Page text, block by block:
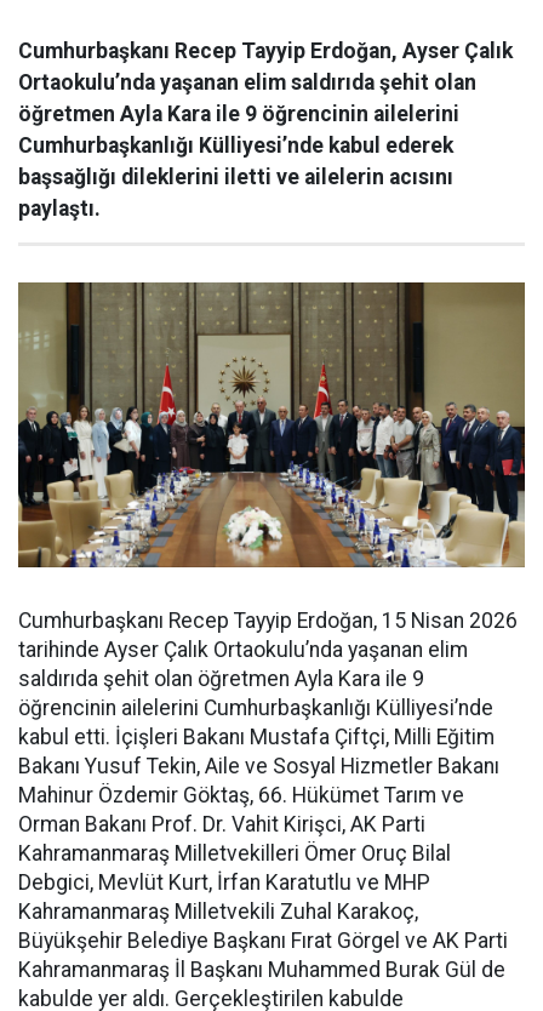
Cumhurbaşkanı Recep Tayyip Erdoğan, Ayser Çalık
Ortaokulu’nda yaşanan elim saldırıda şehit olan
öğretmen Ayla Kara ile 9 öğrencinin ailelerini
Cumhurbaşkanlığı Külliyesi’nde kabul ederek
başsağlığı dileklerini iletti ve ailelerin acısını
paylaştı.
Cumhurbaşkanı Recep Tayyip Erdoğan, 15 Nisan 2026
tarihinde Ayser Çalık Ortaokulu’nda yaşanan elim
saldırıda şehit olan öğretmen Ayla Kara ile 9
öğrencinin ailelerini Cumhurbaşkanlığı Külliyesi’nde
kabul etti. İçişleri Bakanı Mustafa Çiftçi, Milli Eğitim
Bakanı Yusuf Tekin, Aile ve Sosyal Hizmetler Bakanı
Mahinur Özdemir Göktaş, 66. Hükümet Tarım ve
Orman Bakanı Prof. Dr. Vahit Kirişci, AK Parti
Kahramanmaraş Milletvekilleri Ömer Oruç Bilal
Debgici, Mevlüt Kurt, İrfan Karatutlu ve MHP
Kahramanmaraş Milletvekili Zuhal Karakoç,
Büyükşehir Belediye Başkanı Fırat Görgel ve AK Parti
Kahramanmaraş İl Başkanı Muhammed Burak Gül de
kabulde yer aldı. Gerçekleştirilen kabulde